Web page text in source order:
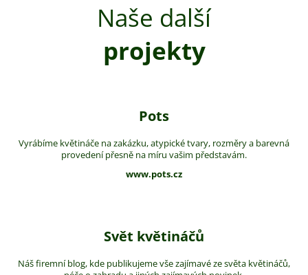
Naše další
projekty
Pots
Vyrábíme květináče na zakázku, atypické tvary, rozměry a barevná
provedení přesně na míru vašim představám.
www.pots.cz
Svět květináčů
Náš firemní blog, kde publikujeme vše zajímavé ze světa květináčů,